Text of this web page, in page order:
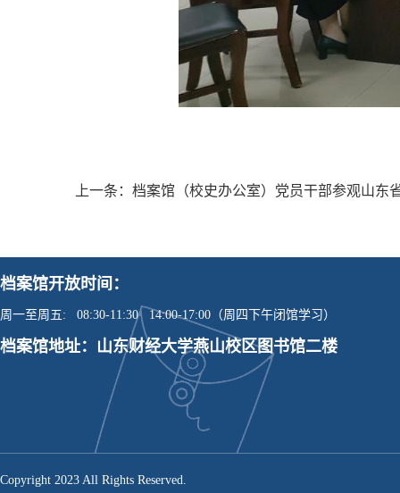
上一条： 档案馆（校史办公室）党员干部参观山东
档案馆开放时间：
周一至周五: 08:30-11:30 14:00-17:00（周四下午闭馆学习）
档案馆地址：山东财经大学燕山校区图书馆二楼
Copyright 2023 All Rights Reserved.